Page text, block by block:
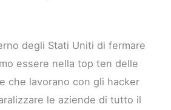
degli Stati Uniti di fermare
essere nella top ten delle
che lavorano con gli hacker
le aziende di tutto il